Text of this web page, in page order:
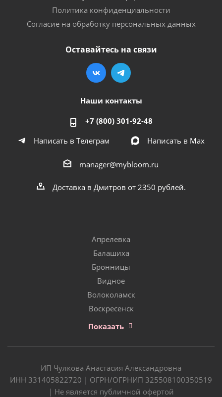
Политика конфиденциальности
Согласие на обработку персональных данных
Оставайтесь на связи
Наши контакты
+7 (800) 301-92-48
Написать в Телеграм
Написать в Мах
manager@mybloom.ru
Доставка в Дмитров от 2350 рублей.
Апрелевка
Балашиха
Бронницы
Видное
Волоколамск
Воскресенск
Показать
ИП Чулкова Анастасия Александровна
ИНН 331405822720 | ОГРН/ОГРНИП 325508100350519
| Не является публичной офертой